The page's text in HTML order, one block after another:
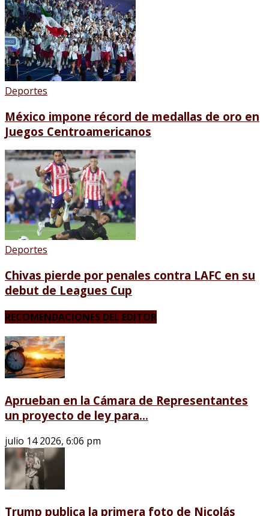
Deportes
México impone récord de medallas de oro en
Juegos Centroamericanos
Deportes
Chivas pierde por penales contra LAFC en su
debut de Leagues Cup
RECOMENDACIONES DEL EDITOR
Aprueban en la Cámara de Representantes
un proyecto de ley para...
julio 14 2026, 6:06 pm
Trump publica la primera foto de Nicolás